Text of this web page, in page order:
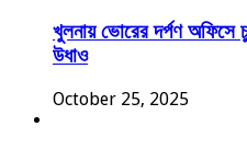
খুলনায় ভোরের দর্পণ অফিসে
উধাও
October 25, 2025